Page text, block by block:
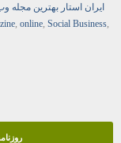
ایران استار بهترین مجله
, online, Social Business,